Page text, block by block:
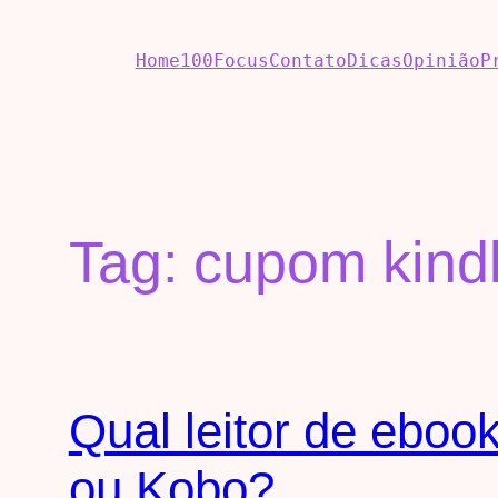
Home100FocusContatoDicasOpinião
Tag: cupom
Qual leitor de